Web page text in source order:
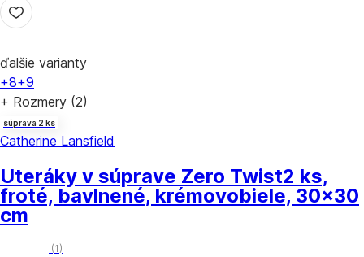
DO KOŠÍKA
ďalšie varianty
+8+9
+ Rozmery (2)
súprava 2 ks
Catherine Lansfield
Uteráky v súprave Zero Twist2 ks,
froté, bavlnené, krémovobiele, 30x30
cm
(1 )